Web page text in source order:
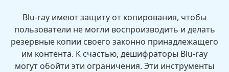
Blu-ray имеют защиту от копирования, чтобы
пользователи не могли воспроизводить и делать
резервные копии своего законно принадлежащего
им контента. К счастью, дешифраторы Blu-ray
могут обойти эти ограничения. Эти инструменты